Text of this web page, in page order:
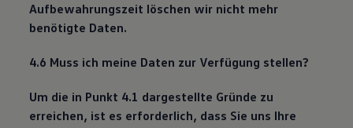
Aufbewahrungszeit löschen wir nicht mehr
benötigte Daten.
4.6 Muss ich meine Daten zur Verfügung stellen?
Um die in Punkt 4.1 dargestellte Gründe zu
erreichen, ist es erforderlich, dass Sie uns Ihre